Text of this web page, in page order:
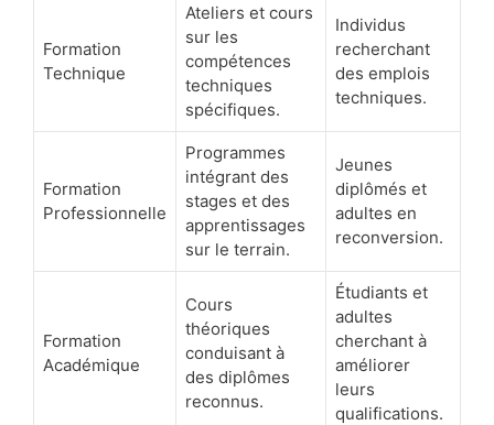
Formation
Technique
Ateliers et cours
sur les
compétences
techniques
spécifiques.
Individus
recherchant
des emplois
techniques.
Formation
Professionnelle
Programmes
intégrant des
stages et des
apprentissages
sur le terrain.
Jeunes
diplômés et
adultes en
reconversion.
Formation
Académique
Cours
théoriques
conduisant à
des diplômes
reconnus.
Étudiants et
adultes
cherchant à
améliorer
leurs
qualifications.